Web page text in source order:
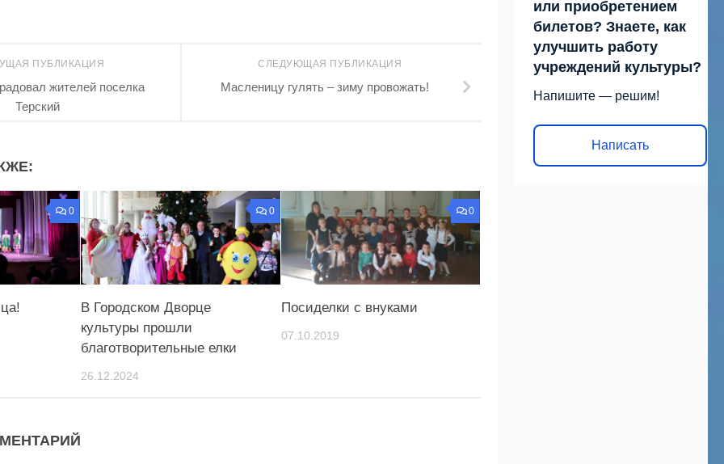
СЛЕДУЮЩАЯ ПУБЛИКАЦИЯ
Масленицу гулять – зиму провожать!
ПУБЛИКАЦИЯ
жителей поселка
Терский
0 0
В Городском Дворце
культуры прошли
благотворительные елки
26.12.2024
0
Посиделки с внуками
07.10.2019
или приобретением
билетов? Знаете, как
улучшить работу
учреждений культуры?
Напишите — решим!
Написать